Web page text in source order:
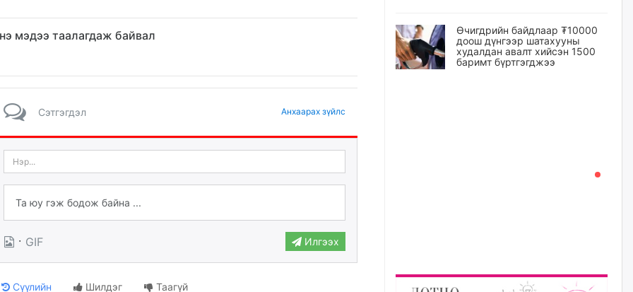
мэдээ таалагдаж байвал
Сэтгэгдэл Анхаарах зүйлс
· GIF Илгээх
Сүүлийн Шилдэг Таагүй
Өчигдрийн байдлаар ₮10000
доош дүнгээр шатахууны
худалдан авалт хийсэн 1500
баримт бүртгэгджээ